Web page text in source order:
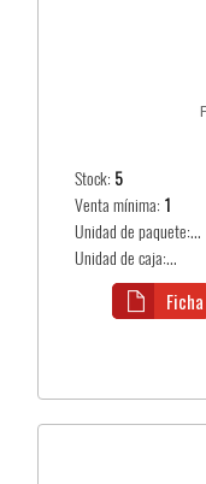
Stock: 5
Venta mínima: 1
Unidad de paquete:...
Unidad de caja:...
Ficha